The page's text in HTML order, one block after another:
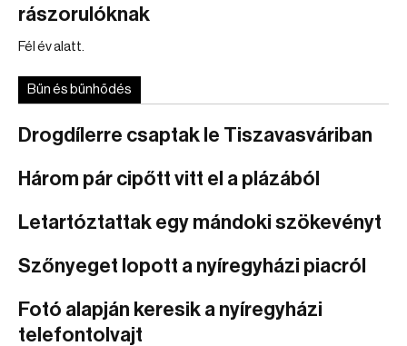
rászorulóknak
Fél év alatt.
Bűn és bűnhődés
Drogdílerre csaptak le Tiszavasváriban
Három pár cipőtt vitt el a plázából
Letartóztattak egy mándoki szökevényt
Szőnyeget lopott a nyíregyházi piacról
Fotó alapján keresik a nyíregyházi
telefontolvajt